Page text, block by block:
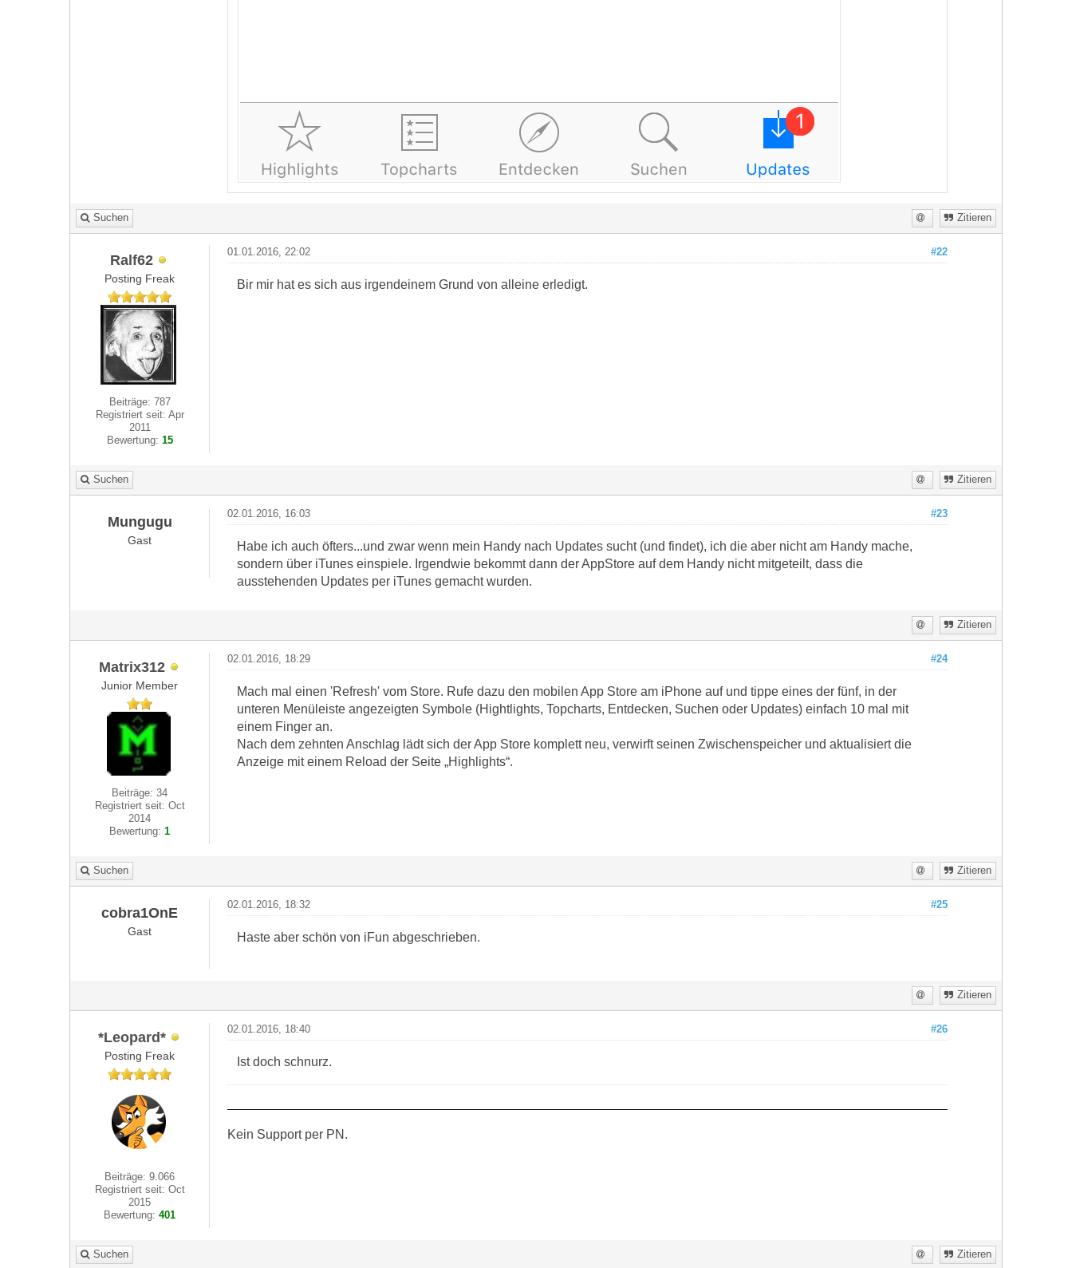
Suchen Zitieren
Ralf62
Posting Freak
Beiträge: 787
Registriert seit: Apr
2011
Bewertung: 15
#22
01.01.2016, 22:02
Bir mir hat es sich aus irgendeinem Grund von alleine erledigt.
Suchen Zitieren
Mungugu
Gast
#23
02.01.2016, 16:03
Habe ich auch öfters...und zwar wenn mein Handy nach Updates sucht (und findet), ich die aber nicht am Handy mache,
sondern über iTunes einspiele. Irgendwie bekommt dann der AppStore auf dem Handy nicht mitgeteilt, dass die
ausstehenden Updates per iTunes gemacht wurden.
Zitieren
Matrix312
Junior Member
Beiträge: 34
Registriert seit: Oct
2014
Bewertung:1
#24
02.01.2016, 18:29
Mach mal einen 'Refresh' vom Store. Rufe dazu den mobilen App Store am iPhone auf und tippe eines der fünf, in der
unteren Menüleiste angezeigten Symbole (Hightlights, Topcharts, Entdecken, Suchen oder Updates) einfach 10 mal mit
einem Finger an.
Nach dem zehnten Anschlag lädt sich der App Store komplett neu, verwirft seinen Zwischenspeicher und aktualisiert die
Anzeige mit einem Reload der Seite „Highlights“.
Suchen Zitieren
cobra1OnE
Gast
#25
02.01.2016, 18:32
Haste aber schön von iFun abgeschrieben.
Zitieren
*Leopard*
Posting Freak
Beiträge: 9.066
Registriert seit: Oct
2015
Bewertung:401
#26
02.01.2016, 18:40
Ist doch schnurz.
Kein Support per PN.
Suchen Zitieren